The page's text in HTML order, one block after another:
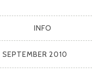
INFO
SEPTEMBER 2010